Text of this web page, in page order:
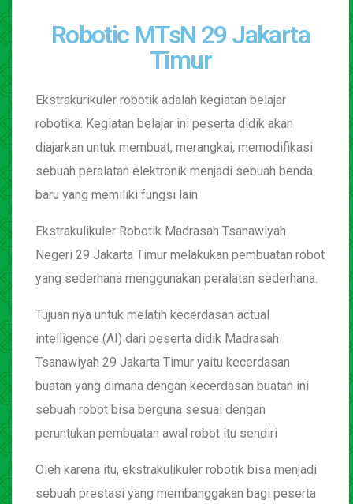
Robotic MTsN 29 Jakarta
Timur
Ekstrakurikuler robotik adalah kegiatan belajar
robotika. Kegiatan belajar ini peserta didik akan
diajarkan untuk membuat, merangkai, memodifikasi
sebuah peralatan elektronik menjadi sebuah benda
baru yang memiliki fungsi lain.
Ekstrakulikuler Robotik Madrasah Tsanawiyah
Negeri 29 Jakarta Timur melakukan pembuatan robot
yang sederhana menggunakan peralatan sederhana.
Tujuan nya untuk melatih kecerdasan actual
intelligence (AI) dari peserta didik Madrasah
Tsanawiyah 29 Jakarta Timur yaitu kecerdasan
buatan yang dimana dengan kecerdasan buatan ini
sebuah robot bisa berguna sesuai dengan
peruntukan pembuatan awal robot itu sendiri
Oleh karena itu, ekstrakulikuler robotik bisa menjadi
sebuah prestasi yang membanggakan bagi peserta